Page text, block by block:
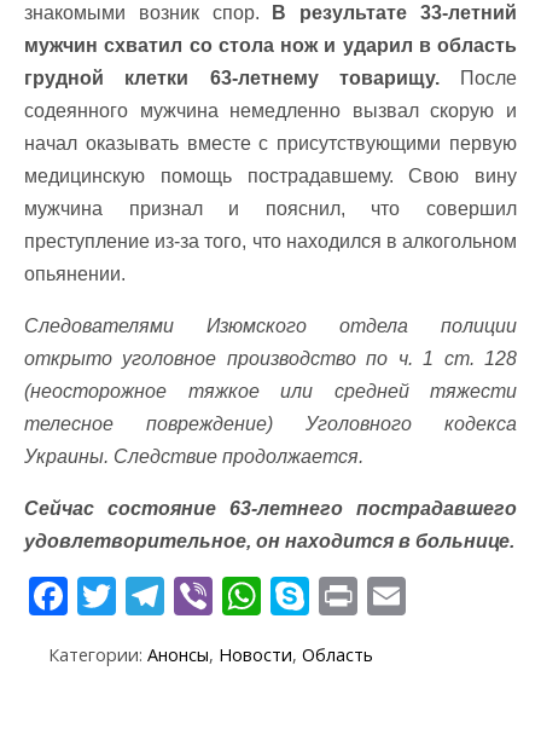
знакомыми возник спор. В результате 33-летний
мужчин схватил со стола нож и ударил в область
грудной клетки 63-летнему товарищу.После
содеянного мужчина немедленно вызвал скорую и
начал оказывать вместе с присутствующими первую
медицинскую помощь пострадавшему. Свою вину
мужчина признал и пояснил, что совершил
преступление из-за того, что находился в алкогольном
опьянении.
Следователями Изюмского отдела полиции
открыто уголовное производство по ч. 1 ст. 128
(неосторожное тяжкое или средней тяжести
телесное повреждение) Уголовного кодекса
Украины. Следствие продолжается.
Сейчас состояние 63-летнего пострадавшего
удовлетворительное, он находится в больнице.
F
e
T
itt
T
e
Vi
er
W
at
S
k
y
Pr
t
Категории: Анонсы, Новости, Область